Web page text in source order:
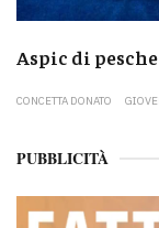
Aspic di
CONCETTA DONATO
PUBBLICITÀ